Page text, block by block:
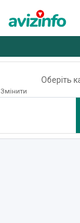
Змінити
Оберіть